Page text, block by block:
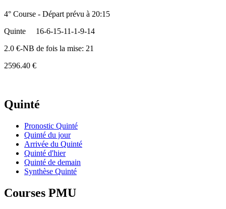
4° Course - Départ prévu à 20:15
Quinte
16-6-15-11-1-9-14
2.0 €-NB de fois la mise: 21
2596.40 €
Quinté
Pronostic Quinté
Quinté du jour
Arrivée du Quinté
Quinté d'hier
Quinté de demain
Synthèse Quinté
Courses PMU